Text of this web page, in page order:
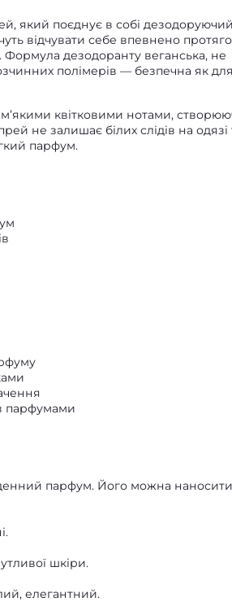
який поєднує в собі
відчувати себе впевнено
Формула дезодоранту веганська, не
полімерів — безпечна як
м’якими квітковими нотами,
не залишає білих слідів на одязі
парфум.
парфумами
парфум. Його можна
шкіри.
елегантний.